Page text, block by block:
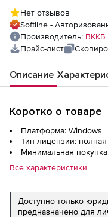
Нет отзывов
Softline -
Производитель: ВККБ
Прайс-лист
Описание
Коротко о товаре
Платформа: Windows
Тип лицензии:
Минимальная
Все характеристики
Доступно только
предназначено для